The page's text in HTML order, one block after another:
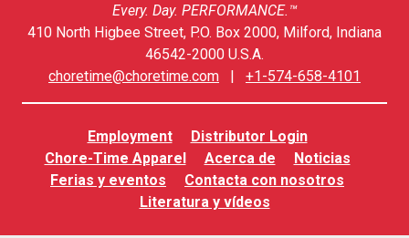
Every. Day. PERFORMANCE.™
410 North Higbee Street, P.O. Box 2000, Milford, Indiana
46542-2000 U.S.A.
choretime@choretime.com | +1-574-658-4101
Employment
Distributor Login
Chore-Time Apparel
Acerca de
Noticias
Ferias y eventos
Contacta con nosotros
Literatura y vídeos